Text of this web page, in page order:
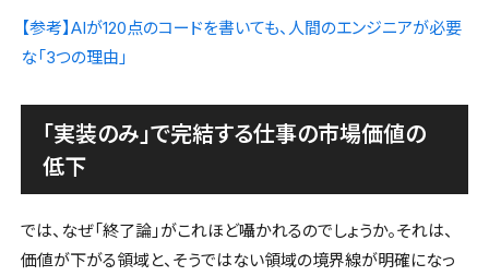
【参考】AIが120点のコードを書いても、人間のエンジニアが必要
な「3つの理由」
「実装のみ」で完結する仕事の市場価値の
低下
では、なぜ「終了論」がこれほど囁かれるのでしょうか。それは、
価値が下がる領域と、そうではない領域の境界線が明確になっ